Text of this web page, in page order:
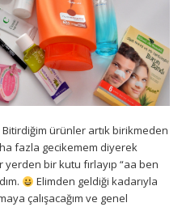
Bitirdiğim ürünler artık birikmeden
fazla gecikemem diyerek
bir kutu fırlayıp “aa ben
Elimden geldiği kadarıyla
çalışacağım ve genel